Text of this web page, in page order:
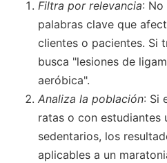
Filtra por relevancia: No
palabras clave que
clientes o pacientes. Si
busca "lesiones de
aeróbica".
Analiza la población: Si
ratas o con estudiantes
sedentarios, los
aplicables a un